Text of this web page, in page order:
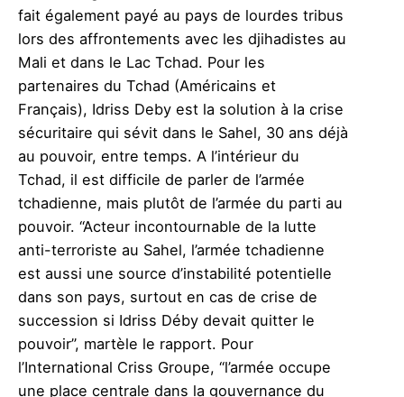
fait également payé au pays de lourdes tribus
lors des affrontements avec les djihadistes au
Mali et dans le Lac Tchad. Pour les
partenaires du Tchad (Américains et
Français), Idriss Deby est la solution à la crise
sécuritaire qui sévit dans le Sahel, 30 ans déjà
au pouvoir, entre temps. A l’intérieur du
Tchad, il est difficile de parler de l’armée
tchadienne, mais plutôt de l’armée du parti au
pouvoir. “Acteur incontournable de la lutte
anti-terroriste au Sahel, l’armée tchadienne
est aussi une source d’instabilité potentielle
dans son pays, surtout en cas de crise de
succession si Idriss Déby devait quitter le
pouvoir”, martèle le rapport. Pour
l’International Criss Groupe, “l’armée occupe
une place centrale dans la gouvernance du